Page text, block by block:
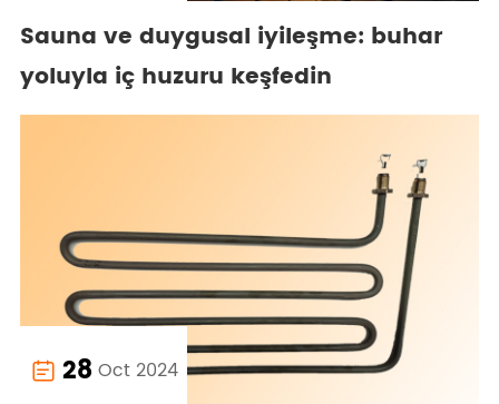
Sauna ve duygusal iyileşme: buhar
yoluyla iç huzuru keşfedin
 28 Oct 2024